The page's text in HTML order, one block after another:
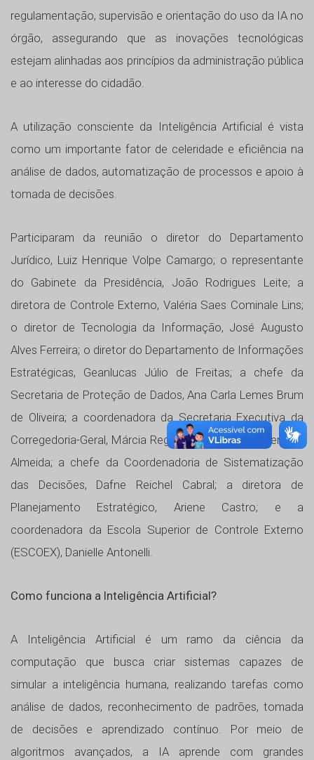
regulamentação, supervisão e orientação do uso da IA no
órgão, assegurando que as inovações tecnológicas
estejam alinhadas aos princípios da administração pública
e ao interesse do cidadão.
A utilização consciente da Inteligência Artificial é vista
como um importante fator de celeridade e eficiência na
análise de dados, automatização de processos e apoio à
tomada de decisões.
Participaram da reunião o diretor do Departamento
Jurídico, Luiz Henrique Volpe Camargo; o representante
do Gabinete da Presidência, João Rodrigues Leite; a
diretora de Controle Externo, Valéria Saes Cominale Lins;
o diretor de Tecnologia da Informação, José Augusto
Alves Ferreira; o diretor do Departamento de Informações
Estratégicas, Geanlucas Júlio de Freitas; a chefe da
Secretaria de Proteção de Dados, Ana Carla Lemes Brum
de Oliveira; a coordenadora da Secretaria Executiva da
Corregedoria-Geral, Márcia Regina Flores Portocarrero de
Almeida; a chefe da Coordenadoria de Sistematização
das Decisões, Dafne Reichel Cabral; a diretora de
Planejamento Estratégico, Ariene Castro; e a
coordenadora da Escola Superior de Controle Externo
(ESCOEX), Danielle Antonelli.
Como funciona a Inteligência Artificial?
A Inteligência Artificial é um ramo da ciência da
computação que busca criar sistemas capazes de
simular a inteligência humana, realizando tarefas como
análise de dados, reconhecimento de padrões, tomada
de decisões e aprendizado contínuo. Por meio de
algoritmos avançados, a IA aprende com grandes